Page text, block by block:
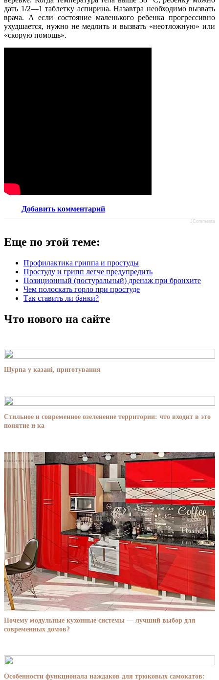
дать 1/2—1 таблетку аспирина. Назавтра необходимо вызвать
врача. А если состояние маленького ребенка прогрессивно
ухудшается, нужно не медлить и вызвать «неотложную» или
«скорую помощь».
Добавить комментарий
JComments
Еще по этой теме:
Профилактика гриппа и простуды
Простуду и грипп легче предупредить
Позиционный (постуральный) дренаж при бронхите
Чем полоскать горло при простуде
Так ставить ли банки?
Что нового на сайте
Шурпа у казані, приготування
Стильное и современное озеленение территории: что входит в это
понятие и ка
Почему модульные кухонные системы — лучший выбор для
современных домов?
Особенности функционала наждаков для трюковых самокатов: